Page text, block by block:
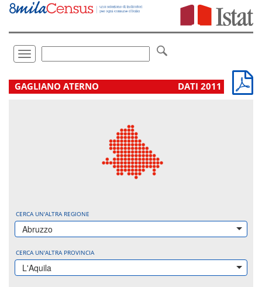
Vai
direttamente
Toggle
navigation
.
GAGLIANO ATERNO DATI 2011
CERCA UN'ALTRA REGIONE
Abruzzo
CERCA UN'ALTRA PROVINCIA
L'Aquila